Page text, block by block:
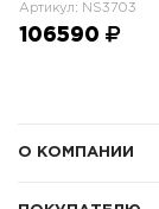
Артикул: NS3703
106590
О КОМПАНИИ